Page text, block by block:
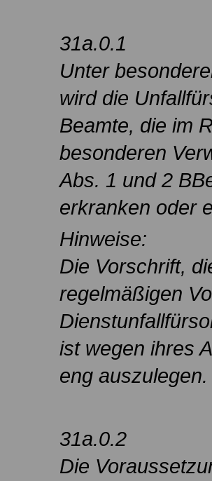
31a.0.1
Unter
wird die
Beamte, die im
besonderen
Abs. 1 und 2
erkranken oder
Hinweise:
Die Vorschrift,
regelmäßigen
ist wegen ihres
eng auszulegen.
31a.0.2
Die